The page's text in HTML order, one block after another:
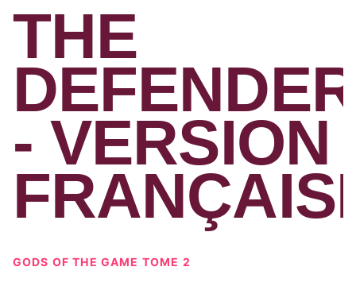
THE
DEFENDER
- VERSION
GODS OF THE GAME TOME 2